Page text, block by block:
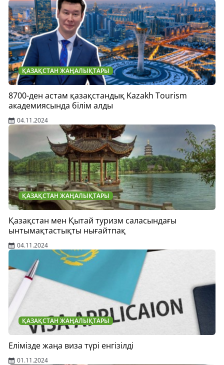
ҚАЗАҚСТАН ЖАҢАЛЫҚТАРЫ
8700-ден астам қазақстандық Kazakh Tourism
академиясында білім алды
04.11.2024
ҚАЗАҚСТАН ЖАҢАЛЫҚТАРЫ
Қазақстан мен Қытай туризм саласындағы
ынтымақтастықты нығайтпақ
04.11.2024
ҚАЗАҚСТАН ЖАҢАЛЫҚТАРЫ
Елімізде жаңа виза түрі енгізілді
01.11.2024